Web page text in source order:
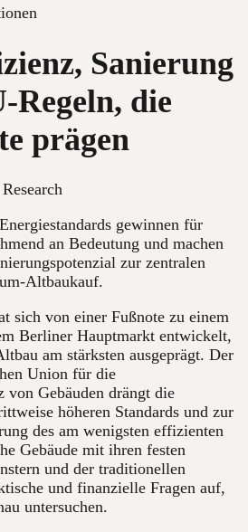
Sanierung
Regeln, die
prägen
gewinnen für
an Bedeutung und machen
zur zentralen
Altbaukauf.
sich von einer Fußnote zu einem
Berliner Hauptmarkt entwickelt,
am stärksten ausgeprägt. Der
Union für die
von Gebäuden drängt die
höheren Standards und zur
des am wenigsten effizienten
Gebäude mit ihren festen
und der traditionellen
und finanzielle Fragen auf,
untersuchen.